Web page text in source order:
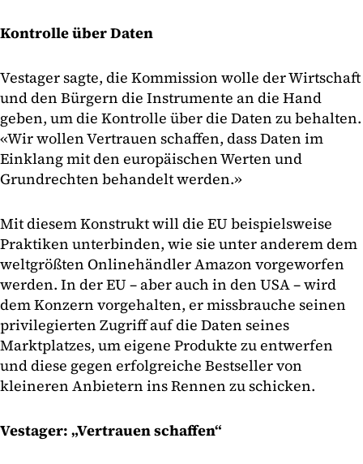
Kontrolle über Daten
Vestager sagte, die Kommission wolle der Wirtschaft
und den Bürgern die Instrumente an die Hand
geben, um die Kontrolle über die Daten zu behalten.
«Wir wollen Vertrauen schaffen, dass Daten im
Einklang mit den europäischen Werten und
Grundrechten behandelt werden.»
Mit diesem Konstrukt will die EU beispielsweise
Praktiken unterbinden, wie sie unter anderem dem
weltgrößten Onlinehändler Amazon vorgeworfen
werden. In der EU – aber auch in den USA – wird
dem Konzern vorgehalten, er missbrauche seinen
privilegierten Zugriff auf die Daten seines
Marktplatzes, um eigene Produkte zu entwerfen
und diese gegen erfolgreiche Bestseller von
kleineren Anbietern ins Rennen zu schicken.
Vestager: „Vertrauen schaffen“